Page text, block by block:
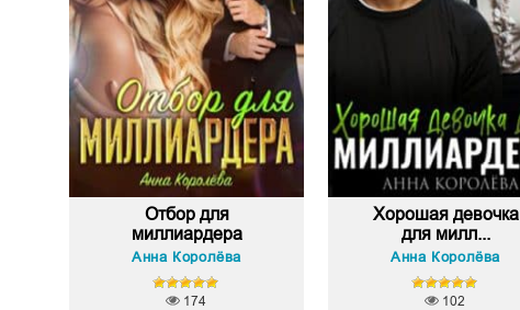
Отбор для
миллиардера
Анна Королёва
174
Хорошая девочка
для милл...
Анна Королёва
102